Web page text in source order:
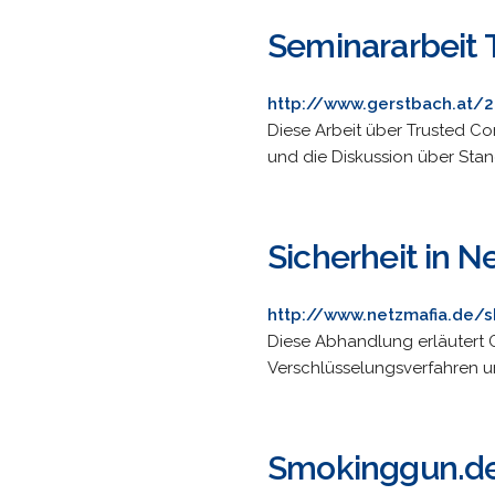
Seminararbeit
http://www.gerstbach.at/
Diese Arbeit über Trusted
und die Diskussion über
Sicherheit in
http://
Diese Abhandlung erläutert
Verschlüsselungsverfahren